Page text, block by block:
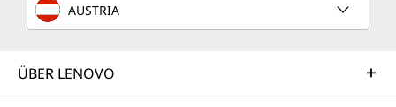
AUSTRIA
ÜBER LENOVO